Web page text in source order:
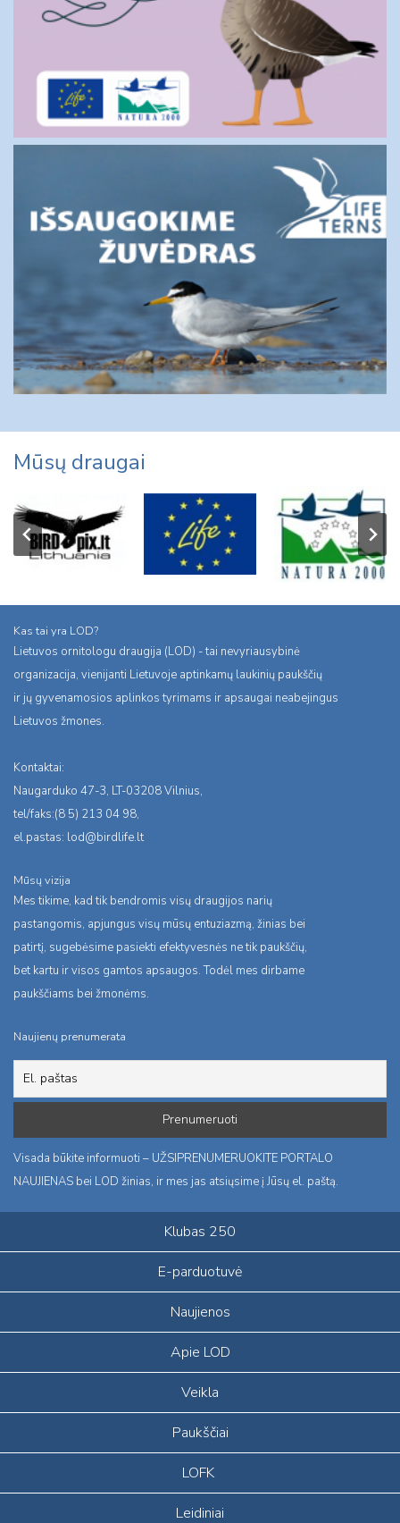
Mūsų draugai
Kas tai yra LOD?
Lietuvos ornitologu draugija (LOD) - tai nevyriausybinė
organizacija, vienijanti Lietuvoje aptinkamų laukinių paukščių
ir jų gyvenamosios aplinkos tyrimams ir apsaugai neabejingus
Lietuvos žmones.
Kontaktai:
Naugarduko 47-3, LT-03208 Vilnius,
tel/faks:(8 5) 213 04 98,
el.pastas: lod@birdlife.lt
Mūsų vizija
Mes tikime, kad tik bendromis visų draugijos narių
pastangomis, apjungus visų mūsų entuziazmą, žinias bei
patirtį, sugebėsime pasiekti efektyvesnės ne tik paukščių,
bet kartu ir visos gamtos apsaugos. Todėl mes dirbame
paukščiams bei žmonėms.
Naujienų prenumerata
Visada būkite informuoti – UŽSIPRENUMERUOKITE PORTALO
NAUJIENAS bei LOD žinias, ir mes jas atsiųsime į Jūsų el. paštą.
Klubas 250
E-parduotuvė
Naujienos
Apie LOD
Veikla
Paukščiai
LOFK
Leidiniai